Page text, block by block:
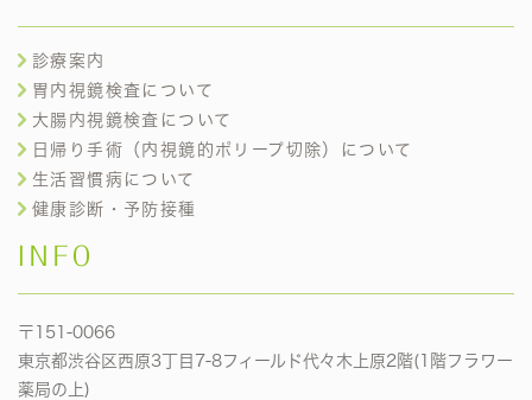
診療案内
胃内視鏡検査について
大腸内視鏡検査について
日帰り手術（内視鏡的ポリープ切除）について
生活習慣病について
健康診断・予防接種
INFO
〒151-0066
東京都渋谷区西原3丁目7-8フィールド代々木上原2階(1階フラワー
薬局の上)